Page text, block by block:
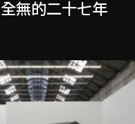
無的二十七年